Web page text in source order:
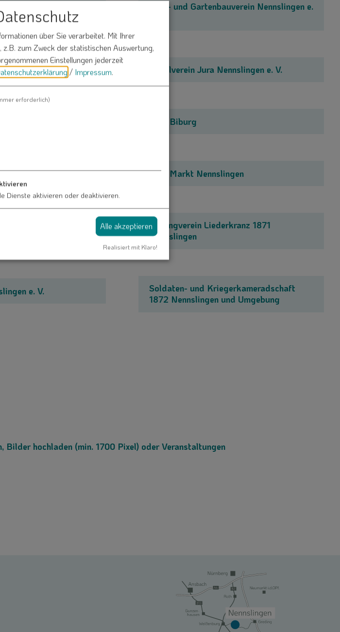
Obst- und Gartenbauverein Nennslingen e.
Gersdorf"
Angelverein Jura Nennslingen e. V.
FFW Biburg
FFW Markt Nennslingen
Gesangverein Liederkranz 1871
Nennslingen
B 521 Nennslingen
Soldaten- und Kriegerkameradschaft
1872 Nennslingen und Umgebung
e. V.
hochladen (min. 1700 Pixel) oder Veranstaltungen
über Sie verarbeitet. Mit Ihrer
zum Zweck der statistischen Auswertung,
Einstellungen jederzeit
/ Impressum.
erforderlich)
Dienste aktivieren oder deaktivieren.
Alle akzeptieren
Realisiert mit Klaro!